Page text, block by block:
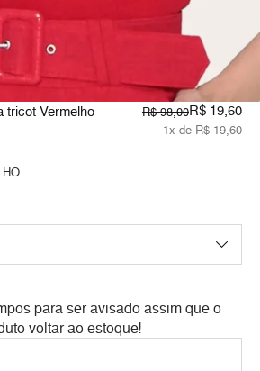
tricot Vermelho R$ 98,00R$ 19,60
1x de R$ 19,60
para ser avisado assim que o
voltar ao estoque!